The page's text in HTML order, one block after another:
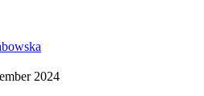
2024